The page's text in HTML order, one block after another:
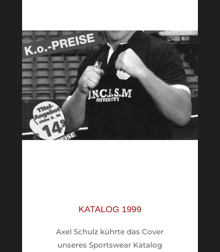
KATALOG 1999
Axel Schulz kührte das Cover
unseres Sportswear Katalog